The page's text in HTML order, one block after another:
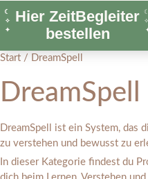
☾
✧
✦
Hier ZeitBegleiter
bestellen
☾
✧
Start / DreamSpell
DreamSpell
DreamSpell ist ein System, das
zu verstehen und bewusst zu
In dieser Kategorie findest du